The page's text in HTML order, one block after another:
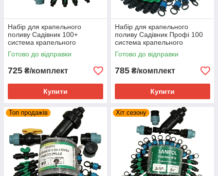
Набір для крапельного
поливу Садівник 100+
система крапельного
зрошення на одну сотку
Готово до відправки
725 ₴/комплект
Купити
Набір для крапельного
поливу Садівник Профі 100
система крапельного
зрошення на одну сотку
Готово до відправки
785 ₴/комплект
Купити
Топ продажів Хіт сезону